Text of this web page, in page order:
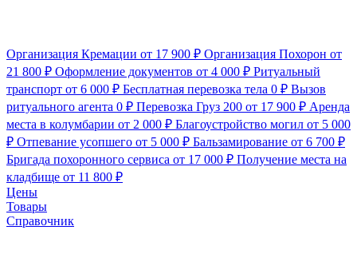
Организация Кремации от 17 900 ₽ Организация Похорон от
21 800 ₽ Оформление документов от 4 000 ₽ Ритуальный
транспорт от 6 000 ₽ Бесплатная перевозка тела 0 ₽ Вызов
ритуального агента 0 ₽ Перевозка Груз 200 от 17 900 ₽ Аренда
места в колумбарии от 2 000 ₽ Благоустройство могил от 5 000
₽ Отпевание усопшего от 5 000 ₽ Бальзамирование от 6 700 ₽
Бригада похоронного сервиса от 17 000 ₽ Получение места на
кладбище от 11 800 ₽
Цены
Товары
Справочник